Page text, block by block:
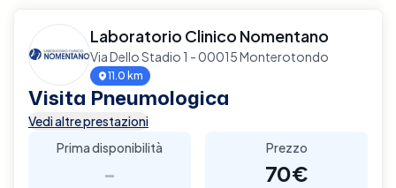
Laboratorio Clinico Nomentano
Via Dello Stadio 1 - 00015 Monterotondo
11.0 km
Visita Pneumologica
Vedi altre prestazioni
Prima disponibilità
-
Prezzo
70€